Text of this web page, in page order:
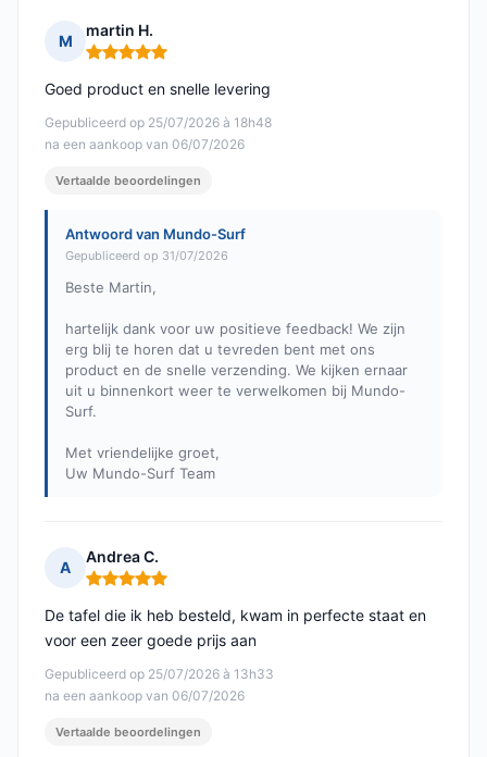
M
martin H.
Opmerking: 5 van 5
Gepubliceerd op 25/07/2026 à 18h48
na een aankoop van 06/07/2026
Goed product en snelle levering
Vertaalde beoordelingen
Antwoord van Mundo-Surf
Gepubliceerd op 31/07/2026
Beste Martin,
hartelijk dank voor uw positieve feedback! We zijn
erg blij te horen dat u tevreden bent met ons
product en de snelle verzending. We kijken ernaar
uit u binnenkort weer te verwelkomen bij Mundo-
Surf.
Met vriendelijke groet,
Uw Mundo-Surf Team
A
Andrea C.
Opmerking: 5 van 5
Gepubliceerd op 25/07/2026 à 13h33
na een aankoop van 06/07/2026
De tafel die ik heb besteld, kwam in perfecte staat en
voor een zeer goede prijs aan
Vertaalde beoordelingen